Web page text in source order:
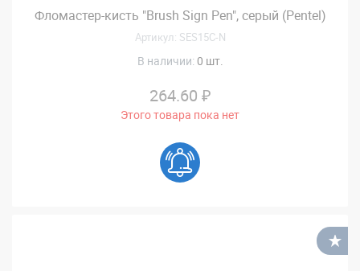
Фломастер-кисть "Brush Sign Pen", серый (Pentel)
Артикул: SES15C-N
В наличии: 0 шт.
264.60 ₽
Этого товара пока нет